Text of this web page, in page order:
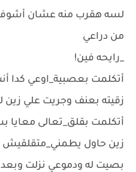
لسه هقرب منه عشان
من دراعي
_رايحه فين!
أتكلمت بعصبية_اوعي كدا
زقيته بعنف وجريت علي زين
أتكلمت بقلق_تعالى
زين حاول يطمني_متقلقيش
بصيت له ودموعي نزلت